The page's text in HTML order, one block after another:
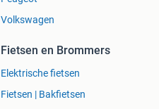
Volkswagen
Fietsen en Brommers
Elektrische fietsen
Fietsen | Bakfietsen